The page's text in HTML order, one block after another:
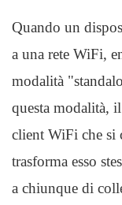
Quando un
a una rete WiFi,
modalità
questa modalità,
client WiFi che si
trasforma esso
a chiunque di